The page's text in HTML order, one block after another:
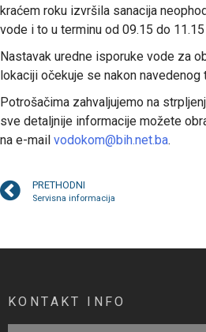
kraćem roku izvršila sanacija
vode i to u terminu od 09.15 do
Nastavak uredne isporuke vode za
lokaciji očekuje se nakon navedenog
Potrošačima zahvaljujemo na
sve detaljnije informacije možete
na e-mail vodokom@bih.net.ba.
PRETHODNI
Servisna informacija
KONTAKT INFO